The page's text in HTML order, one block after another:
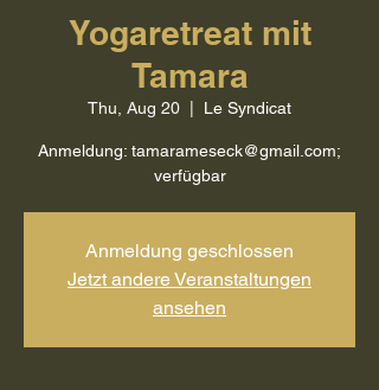
Yogaretreat mit
Tamara
Thu, Aug 20 Le Syndicat
Anmeldung: tamarameseck@gmail.com;
verfügbar
Anmeldung geschlossen
Jetzt andere Veranstaltungen
ansehen